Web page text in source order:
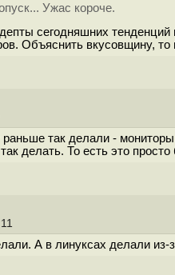
Ужас короче.
сегодняшних
Объяснить вкусовщину, то
так делали -
делать. То есть это
А в линуксах делали